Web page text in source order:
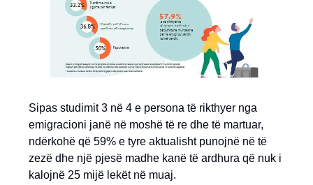
Sipas studimit 3 në 4 e persona të rikthyer nga
emigracioni janë në moshë të re dhe të martuar,
ndërkohë që 59% e tyre aktualisht punojnë në të
zezë dhe një pjesë madhe kanë të ardhura që nuk i
kalojnë 25 mijë lekët në muaj.